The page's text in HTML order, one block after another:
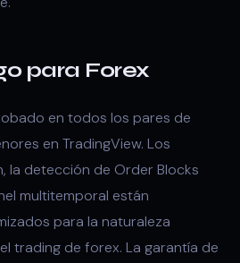
para Forex
en todos los pares de
en TradingView. Los
la detección de Order Blocks
multitemporal están
para la naturaleza
trading de forex. La garantía de